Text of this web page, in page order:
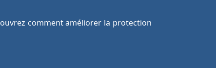
comment améliorer la protection